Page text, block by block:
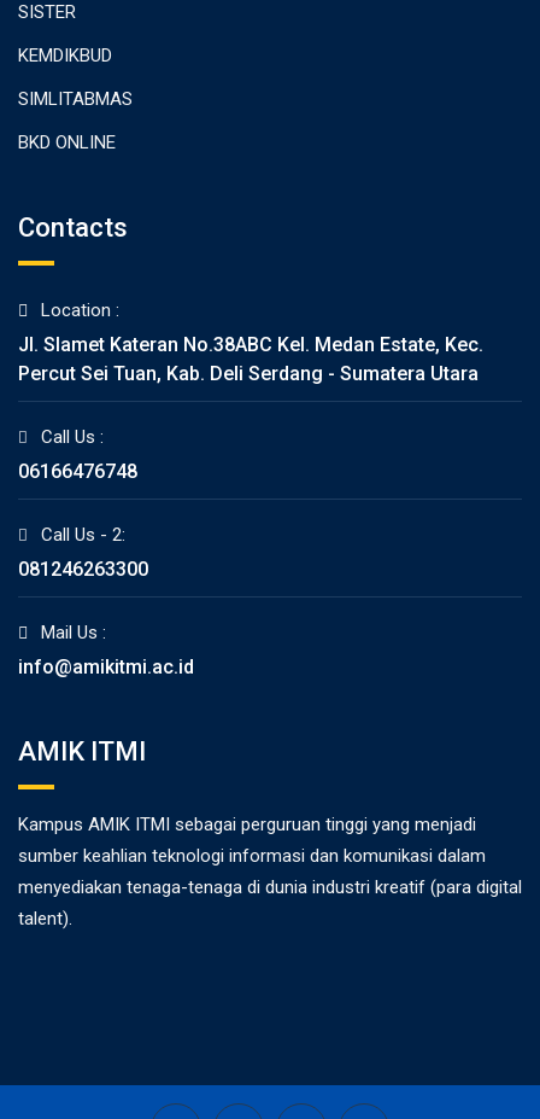
SISTER
KEMDIKBUD
SIMLITABMAS
BKD ONLINE
Contacts
Location :
Jl. Slamet Kateran No.38ABC Kel. Medan Estate, Kec.
Percut Sei Tuan, Kab. Deli Serdang - Sumatera Utara
Call Us :
06166476748
Call Us - 2:
081246263300
Mail Us :
info@amikitmi.ac.id
AMIK ITMI
Kampus AMIK ITMI sebagai perguruan tinggi yang menjadi
sumber keahlian teknologi informasi dan komunikasi dalam
menyediakan tenaga-tenaga di dunia industri kreatif (para digital
talent).